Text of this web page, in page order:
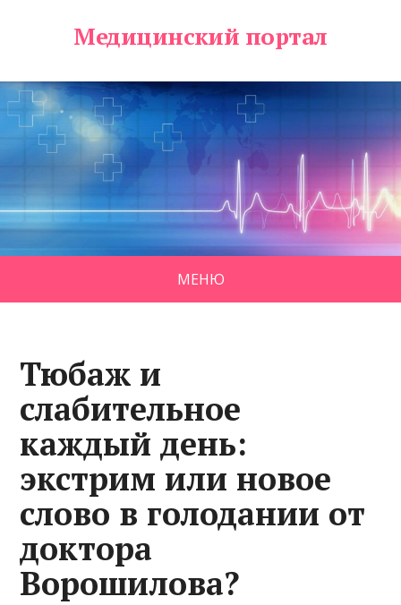
Медицинский портал
МЕНЮ
Тюбаж и
слабительное
каждый день:
экстрим или новое
слово в голодании от
доктора
Ворошилова?